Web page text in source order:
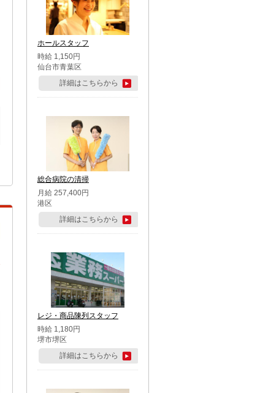
ホールスタッフ
時給 1,150円
仙台市青葉区
詳細はこちらから
総合病院の清掃
月給 257,400円
港区
詳細はこちらから
レジ・商品陳列スタッフ
時給 1,180円
堺市堺区
詳細はこちらから